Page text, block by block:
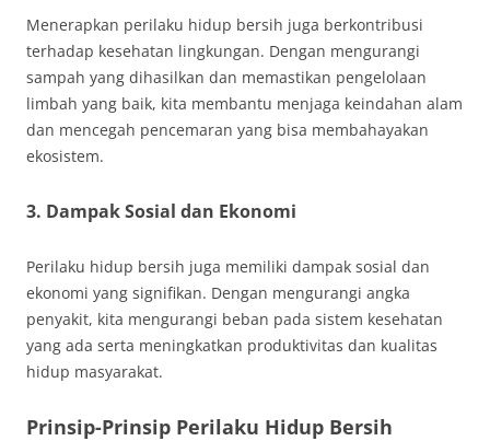
Menerapkan perilaku hidup bersih juga berkontribusi
terhadap kesehatan lingkungan. Dengan mengurangi
sampah yang dihasilkan dan memastikan pengelolaan
limbah yang baik, kita membantu menjaga keindahan alam
dan mencegah pencemaran yang bisa membahayakan
ekosistem.
3. Dampak Sosial dan Ekonomi
Perilaku hidup bersih juga memiliki dampak sosial dan
ekonomi yang signifikan. Dengan mengurangi angka
penyakit, kita mengurangi beban pada sistem kesehatan
yang ada serta meningkatkan produktivitas dan kualitas
hidup masyarakat.
Prinsip-Prinsip Perilaku Hidup Bersih